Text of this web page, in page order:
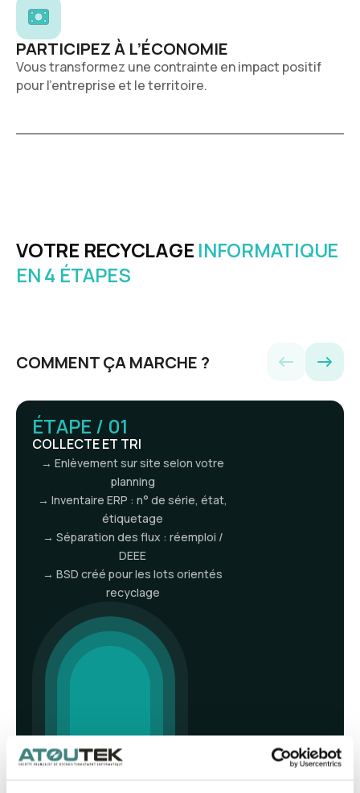
PARTICIPEZ À L’ÉCONOMIE
Vous transformez une contrainte en impact positif
pour l’entreprise et le territoire.
VOTRE RECYCLAGE INFORMATIQUE
EN 4 ÉTAPES
COMMENT ÇA MARCHE ?
ÉTAPE / 01
COLLECTE ET TRI
→ Enlèvement sur site selon votre
planning
→ Inventaire ERP : n° de série, état,
étiquetage
→ Séparation des flux : réemploi /
DEEE
→ BSD créé pour les lots orientés
recyclage